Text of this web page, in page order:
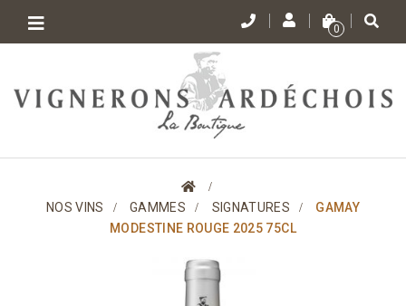
0
Toggle
>
NOS VINS
> GAMMES > SIGNATURES >
GAMAY
MODESTINE ROUGE 2025 75CL